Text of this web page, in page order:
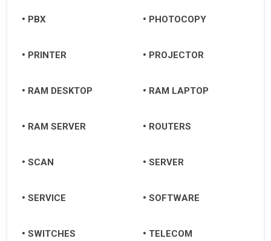
PBX PHOTOCOPY
PRINTER PROJECTOR
RAM DESKTOP RAM LAPTOP
RAM SERVER ROUTERS
SCAN SERVER
SERVICE SOFTWARE
SWITCHES TELECOM